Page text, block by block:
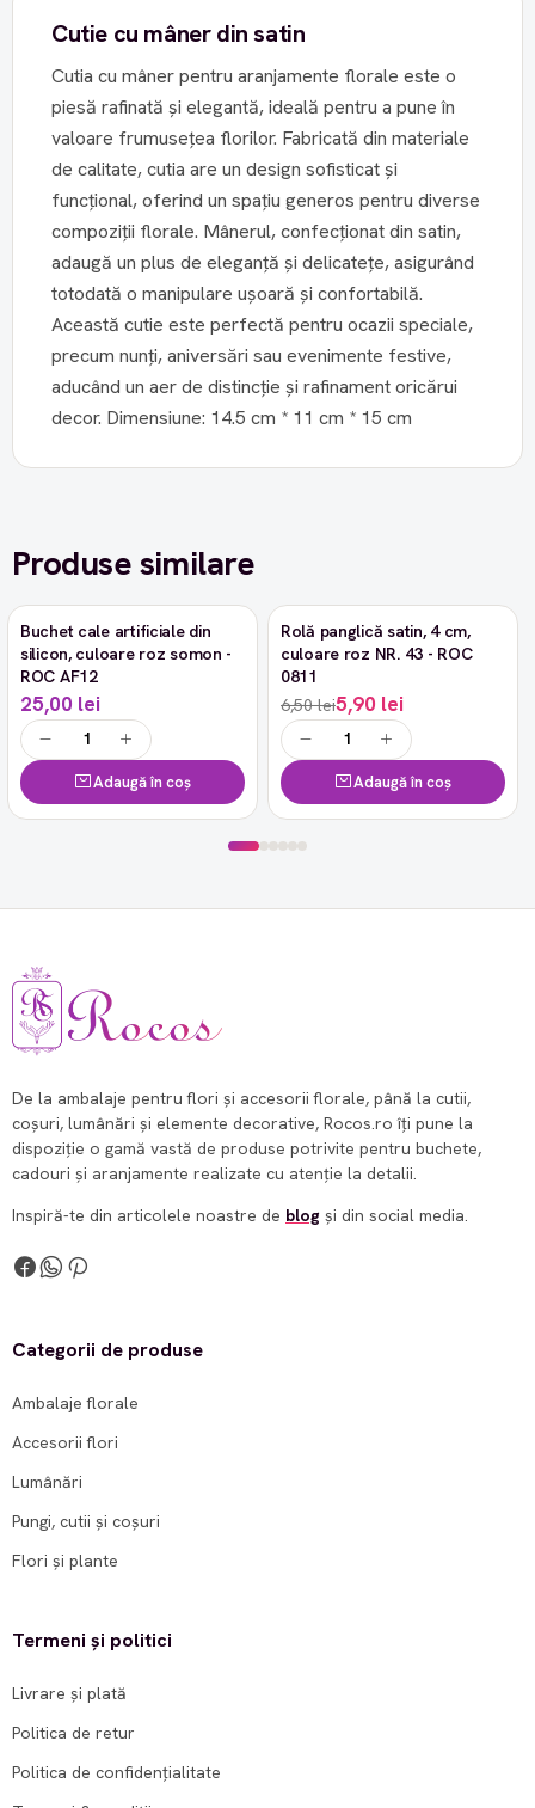
Cutie cu mâner din satin
Cutia cu mâner pentru aranjamente florale este o
piesă rafinată și elegantă, ideală pentru a pune în
valoare frumusețea florilor. Fabricată din materiale
de calitate, cutia are un design sofisticat și
funcțional, oferind un spațiu generos pentru diverse
compoziții florale. Mânerul, confecționat din satin,
adaugă un plus de eleganță și delicatețe, asigurând
totodată o manipulare ușoară și confortabilă.
Această cutie este perfectă pentru ocazii speciale,
precum nunți, aniversări sau evenimente festive,
aducând un aer de distincție și rafinament oricărui
decor. Dimensiune: 14.5 cm * 11 cm * 15 cm
Produse similare
Buchet cale artificiale din
silicon, culoare roz somon -
ROC AF12
25,00 lei
Adaugă în coș
-9%
Rolă panglică satin, 4 cm,
culoare roz NR. 43 - ROC
0811
6,50 lei5,90 lei
Adaugă în coș
De la ambalaje pentru flori și accesorii florale, până la cutii,
coșuri, lumânări și elemente decorative, Rocos.ro îți pune la
dispoziție o gamă vastă de produse potrivite pentru buchete,
cadouri și aranjamente realizate cu atenție la detalii.
Inspiră-te din articolele noastre de blog și din social media.
Categorii de produse
Ambalaje florale
Accesorii flori
Lumânări
Pungi, cutii și coșuri
Flori și plante
Termeni și politici
Livrare și plată
Politica de retur
Politica de confidențialitate